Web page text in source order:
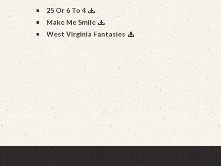
25 Or 6 To 4
Make Me Smile
West Virginia Fantasies